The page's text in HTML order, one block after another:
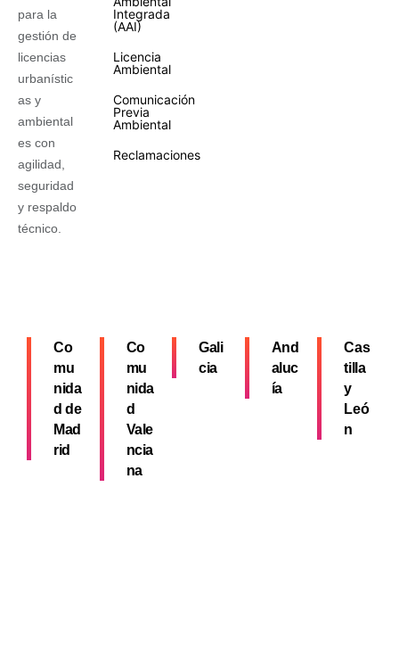
para la
gestión de
licencias
urbanístic
as y
ambiental
es con
agilidad,
seguridad
y respaldo
técnico.
Integrada
(AAI)
Licencia
Ambiental
Comunicación
Previa
Ambiental
Reclamaciones
Co
mu
nida
d de
Mad
rid
Co
mu
nida
d
Vale
ncia
na
Gali
cia
And
aluc
ía
Cas
tilla
y
Leó
n